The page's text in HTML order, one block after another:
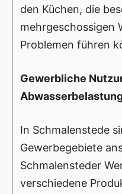
den Küchen, die
mehrgeschossigen
Problemen führen
Gewerbliche
In Schmalenstede
Gewerbegebiete
Schmalensteder
verschiedene